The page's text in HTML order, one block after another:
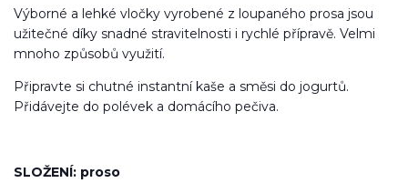
Výborné a lehké vločky vyrobené z loupaného prosa jsou
užitečné díky snadné stravitelnosti i rychlé přípravě. Velmi
mnoho způsobů využití.
Připravte si chutné instantní kaše a směsi do jogurtů.
Přidávejte do polévek a domácího pečiva.
SLOŽENÍ: proso